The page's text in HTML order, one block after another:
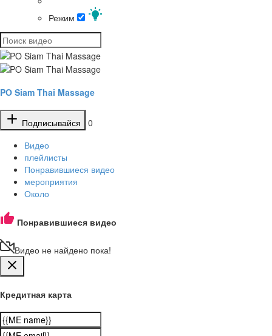
Режим
PO Siam Thai Massage
Подписывайся
0
Видео
плейлисты
Понравившиеся видео
мероприятия
Около
Понравившиеся видео
Видео не найдено пока!
Кредитная карта